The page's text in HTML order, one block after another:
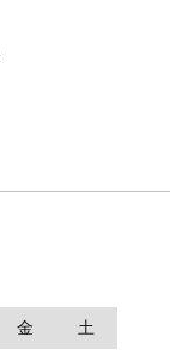
金
土